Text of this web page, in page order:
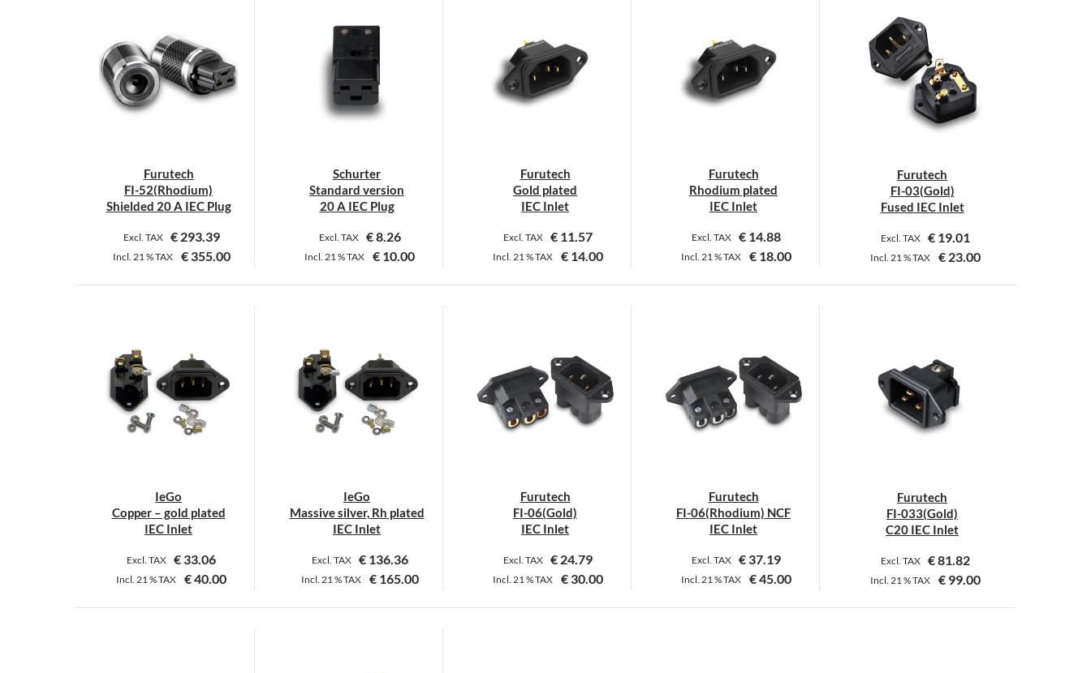
mehrere
Varianten
auf.
Die
Optionen
können
Produktseite
gewählt
Furutech
FI-52(Rhodium)
Shielded 20 A IEC Plug
Excl. TAX €293.39
Incl. 21 %TAX €355.00
Schurter
Standard version
20 A IEC Plug
Excl. TAX €8.26
Incl. 21 %TAX € 10.00
Furutech
Gold plated
IEC Inlet
Excl. TAX € 11.57
Incl. 21 %TAX € 14.00
Furutech
Rhodium plated
IEC Inlet
Excl. TAX € 14.88
Incl. 21 %TAX € 18.00
Furutech
FI-03(Gold)
Fused IEC Inlet
Excl. TAX €19.01
Incl. 21 %TAX €23.00
IeGo
Copper – gold plated
IEC Inlet
Excl. TAX € 33.06
Incl. 21 %TAX €40.00
IeGo
Massive silver, Rh plated
IEC Inlet
Excl. TAX €136.36
Incl. 21 %TAX €165.00
Furutech
FI-06(Gold)
IEC Inlet
Excl. TAX € 24.79
Incl. 21 %TAX € 30.00
Furutech
FI-06(Rhodium) NCF
IEC Inlet
Excl. TAX € 37.19
Incl. 21 %TAX €45.00
Furutech
FI-033(Gold)
C20 IEC Inlet
Excl. TAX €81.82
Incl. 21 %TAX €99.00